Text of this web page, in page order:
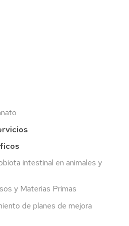
intestinal en animales y
y Materias Primas
de planes de mejora